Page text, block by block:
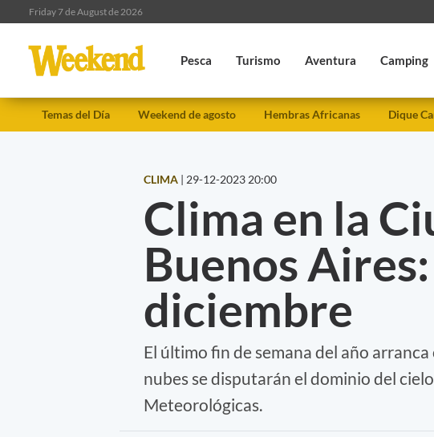
Friday 7 de August de 2026
Pesca Turismo Aventura Camping
Temas del Día Weekend de agosto Hembras Africanas Dique
CLIMA | 29-12-2023 20:00
Clima en la
Buenos
diciembre
El último fin de semana del año
nubes se disputarán el dominio del
Meteorológicas.